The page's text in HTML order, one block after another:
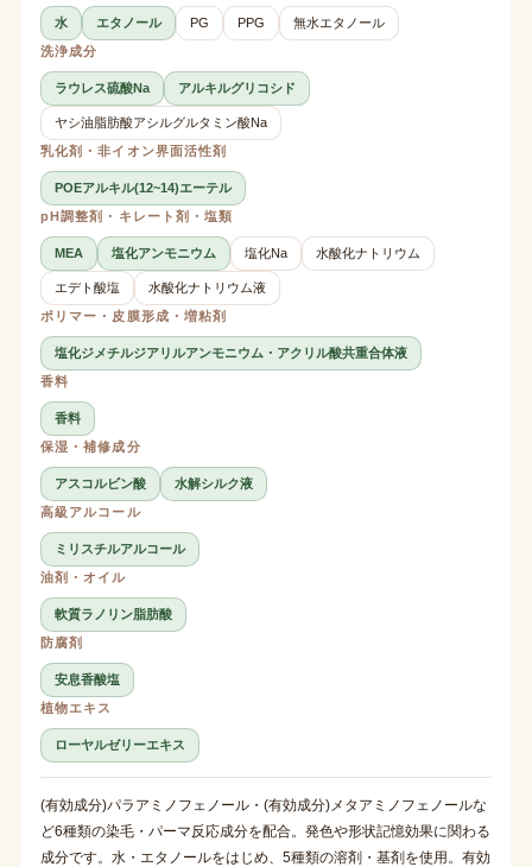
水 エタノール PG PPG
無水エタノール
洗浄成分
ラウレス硫酸Na アルキルグリコシド
ヤシ油脂肪酸アシルグルタミン酸Na
乳化剤・非イオン界面活性剤
POEアルキル(12~14)エーテル
pH調整剤・キレート剤・塩類
MEA 塩化アンモニウム 塩化Na 水酸化ナトリウム
エデト酸塩
水酸化ナトリウム液
ポリマー・皮膜形成・増粘剤
塩化ジメチルジアリルアンモニウム・アクリル酸共重合体液
香料
香料
保湿・補修成分
アスコルビン酸
水解シルク液
高級アルコール
ミリスチルアルコール
油剤・オイル
軟質ラノリン脂肪酸
防腐剤
安息香酸塩
植物エキス
ローヤルゼリーエキス
(有効成分)パラアミノフェノール・(有効成分)メタアミノフェノールな
ど6種類の染毛・パーマ反応成分を配合。発色や形状記憶効果に関わる
成分です。水・エタノールをはじめ、5種類の溶剤・基剤を使用。有効